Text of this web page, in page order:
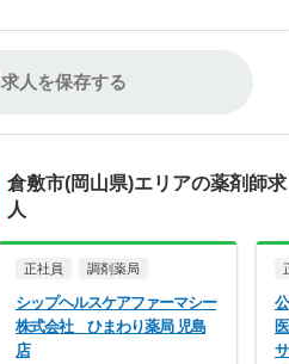
求人を保存する
倉敷市(岡山県)エリアの薬剤師求
人
正社員 調剤薬局
シップヘルスケアファーマシー
株式会社 ひまわり薬局 児島
店